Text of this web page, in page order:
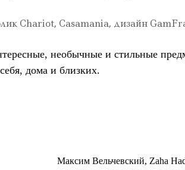
Chariot, Casamania, дизайн
необычные и стильные
дома и близких.
Максим Вельчевский, Zaha